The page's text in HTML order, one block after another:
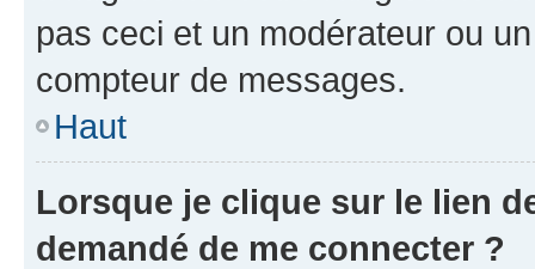
pas ceci et un modérateur ou
compteur de messages.
Haut
Lorsque je clique sur le lien
demandé de me connecter ?